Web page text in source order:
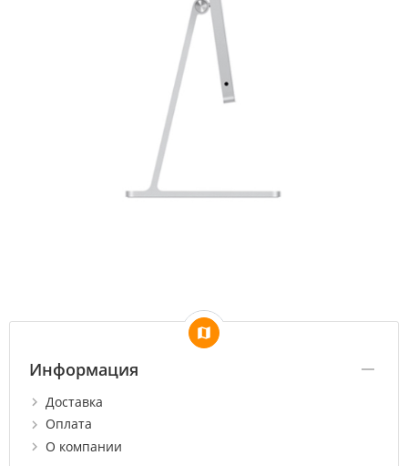
Информация
Доставка
Оплата
О компании